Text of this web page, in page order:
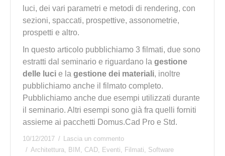
luci, dei vari parametri e metodi di rendering, con
sezioni, spaccati, prospettive, assonometrie,
prospetti e altro.
In questo articolo pubblichiamo 3 filmati, due sono
estratti dal seminario e riguardano la gestione
delle luci e la gestione dei materiali, inoltre
pubblichiamo anche il filmato completo.
Pubblichiamo anche due esempi utilizzati durante
il seminario. Altri esempi sono già fra quelli forniti
assieme ai pacchetti Domus.Cad Pro e Std.
10/12/2017
Lascia un commento
Architettura
BIM CAD Eventi Filmati
Software